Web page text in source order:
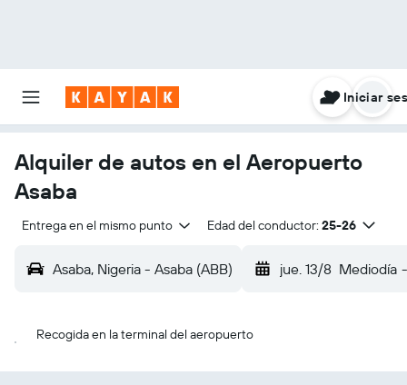
Iniciar
Alquiler de autos en el Aeropuerto
Asaba
Entrega en el mismo punto Edad del conductor: 25-26
Asaba, Nigeria - Asaba (ABB) jue. 13/8 Mediodía -
Recogida en la terminal del aeropuerto